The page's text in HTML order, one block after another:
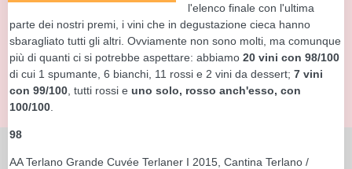
l'elenco finale con l'ultima
parte dei nostri premi, i vini che in degustazione cieca hanno
sbaragliato tutti gli altri. Ovviamente non sono molti, ma comunque
più di quanti ci si potrebbe aspettare: abbiamo 20 vini con 98/100
di cui 1 spumante, 6 bianchi, 11 rossi e 2 vini da dessert; 7 vini
con 99/100 , tutti rossi e uno solo, rosso anch'esso, con
100/100
98
AA Terlano Grande Cuvée Terlaner I 2015, Cantina Terlano /